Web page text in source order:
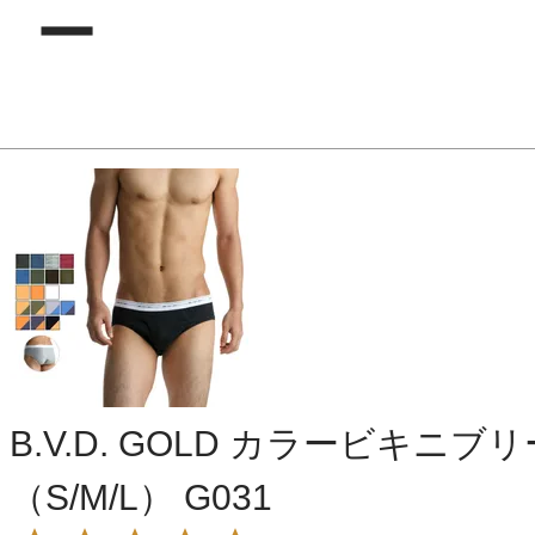
ー
B.V.D. GOLD カラービキニブ
（S/M/L） G031